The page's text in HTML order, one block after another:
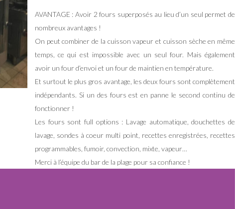
AVANTAGE : Avoir 2 fours superposés au lieu d’un seul permet de
nombreux avantages !
On peut combiner de la cuisson vapeur et cuisson sèche en même
temps, ce qui est impossible avec un seul four. Mais également
avoir un four d’envoi et un four de maintien en température.
Et surtout le plus gros avantage, les deux fours sont complètement
indépendants. Si un des fours est en panne le second continu de
fonctionner !
Les fours sont full options : Lavage automatique, douchettes de
lavage, sondes à coeur multi point, recettes enregistrées, recettes
programmables, fumoir, convection, mixte, vapeur…
Merci à l’équipe du bar de la plage pour sa confiance !